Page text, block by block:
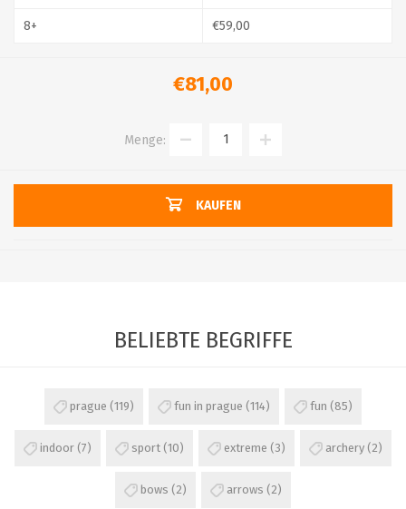
8+ €59,00
€81,00
Menge:
KAUFEN
BELIEBTE BEGRIFFE
prague (119) fun in prague (114) fun (85)
indoor (7) sport (10) extreme (3) archery (2)
bows (2) arrows (2)